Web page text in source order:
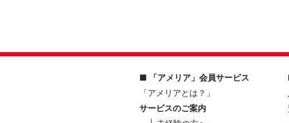
■ 「アメリア」会員サービス
「アメリアとは？」
サービスのご案内